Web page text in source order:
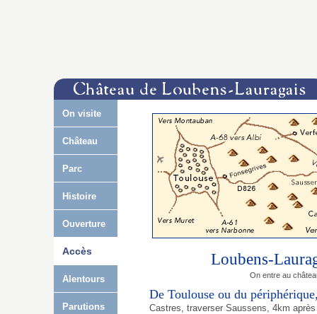
On visite
Château
Parc
Histoire
Ouverture
Accès
Alentours
Parutions
Loubens-
On entre au
De Toulouse ou du
Castres, traverser Saussens, 4km